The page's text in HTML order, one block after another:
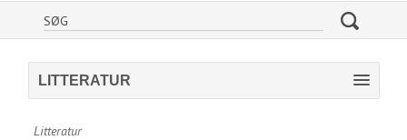
LITTERATUR
Litteratur